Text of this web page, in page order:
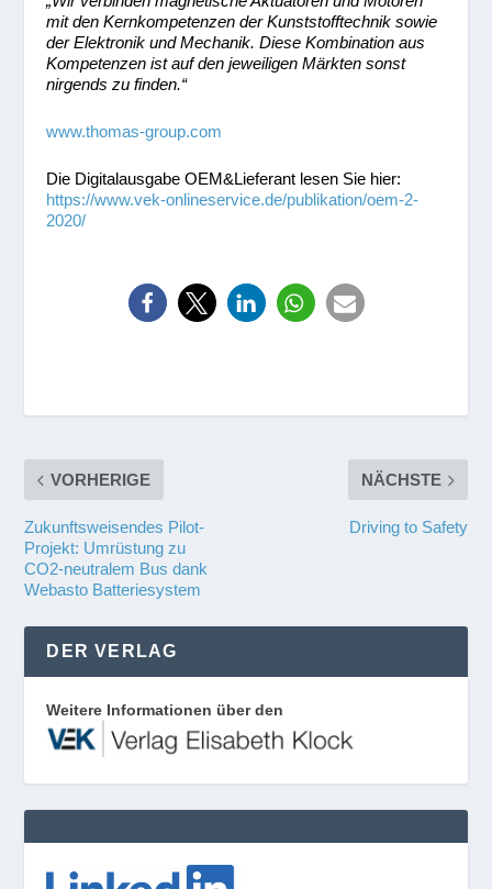
mit den Kernkompetenzen der Kunststofftechnik sowie
der Elektronik und Mechanik. Diese Kombination aus
Kompetenzen ist auf den jeweiligen Märkten sonst
nirgends zu finden.“
www.thomas-group.com
Die Digitalausgabe OEM&Lieferant lesen Sie hier:
https://www.vek-onlineservice.de/publikation/oem-2-
2020/
VORHERIGE
Zukunftsweisendes Pilot-
Projekt: Umrüstung zu
CO2-neutralem Bus dank
Webasto Batteriesystem
NÄCHSTE
Driving to Safety
DER VERLAG
Weitere Informationen über den